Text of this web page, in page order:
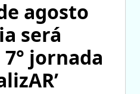
agosto
será
jornada